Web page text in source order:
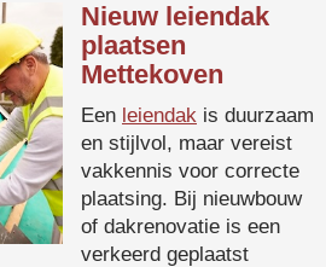
Nieuw leiendak
plaatsen
Mettekoven
Een leiendak is duurzaam
en stijlvol, maar vereist
vakkennis voor correcte
plaatsing. Bij nieuwbouw
of dakrenovatie is een
verkeerd geplaatst